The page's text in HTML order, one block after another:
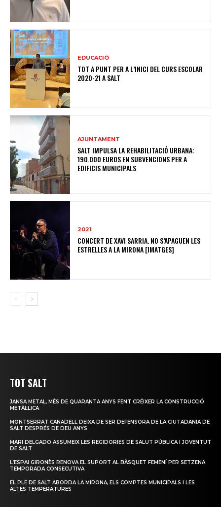
EDUCACIÓ
TOT A PUNT PER A L’INICI DEL CURS ESCOLAR
2020-21 A SALT
AJUNTAMENT
SALT IMPULSA LA REHABILITACIÓ URBANA:
190.000 EUROS EN SUBVENCIONS PER A
EDIFICIS MUNICIPALS
2021
CONCERT DE XAVI SARRIA. NO S’APAGUEN LES
ESTRELLES A LA MIRONA [IMATGES]
TOT SALT
JANSA METAL, MÉS DE QUARANTA ANYS FENT CRÉIXER LA CONSTRUCCIÓ
METÀL·LICA
MONTSERRAT CANADELL DEIXA DE SER DEFENSORA DE LA CIUTADANIA DE
SALT DESPRÉS DE DEU ANYS
MARI DELGADO ASSUMEIX LES REGIDORIES DE SALUT PÚBLICA I JOVENTUT
DE SALT
L’ESPAI GIRONÈS RENOVA EL SUPORT AL BÀSQUET FEMENÍ PER SETZENA
TEMPORADA CONSECUTIVA
EL PLE DE SALT ABORDA LA MIRONA, ELS COMPTES MUNICIPALS I LES
ALTES TEMPERATURES